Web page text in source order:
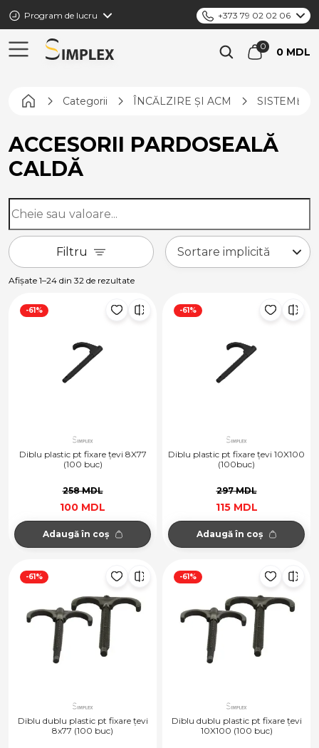
Program de lucru +373 79 02 02 06
0 MDL
Pagina principală
Categorii ÎNCĂLZIRE ȘI ACM SISTEME
ACCESORII PARDOSEALĂ
CALDĂ
Filtru
Afișate 1–24 din 32 de rezultate
-61%
Diblu plastic pt fixare țevi 8X77
(100 buc)
258 MDL
100 MDL
Adaugă în coș
-61%
Diblu plastic pt fixare țevi 10X100
(100buc)
297 MDL
115 MDL
Adaugă în coș
-61%
Diblu dublu plastic pt fixare țevi
8x77 (100 buc)
-61%
Diblu dublu plastic pt fixare țevi
10X100 (100 buc)